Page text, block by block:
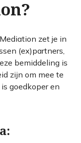
zet je in
(ex)partners,
bemiddeling is
zijn om mee te
goedkoper en